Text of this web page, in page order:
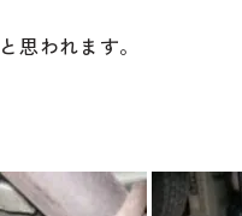
思われます。